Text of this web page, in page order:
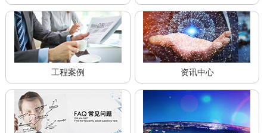
工程案例 资讯中心